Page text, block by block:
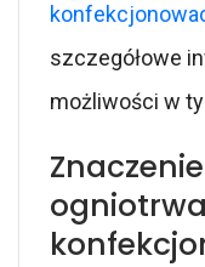
szczegółowe
możliwości w